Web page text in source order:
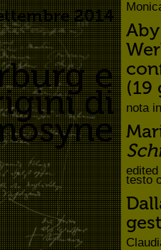
2014
e
di
(19
nota
testo